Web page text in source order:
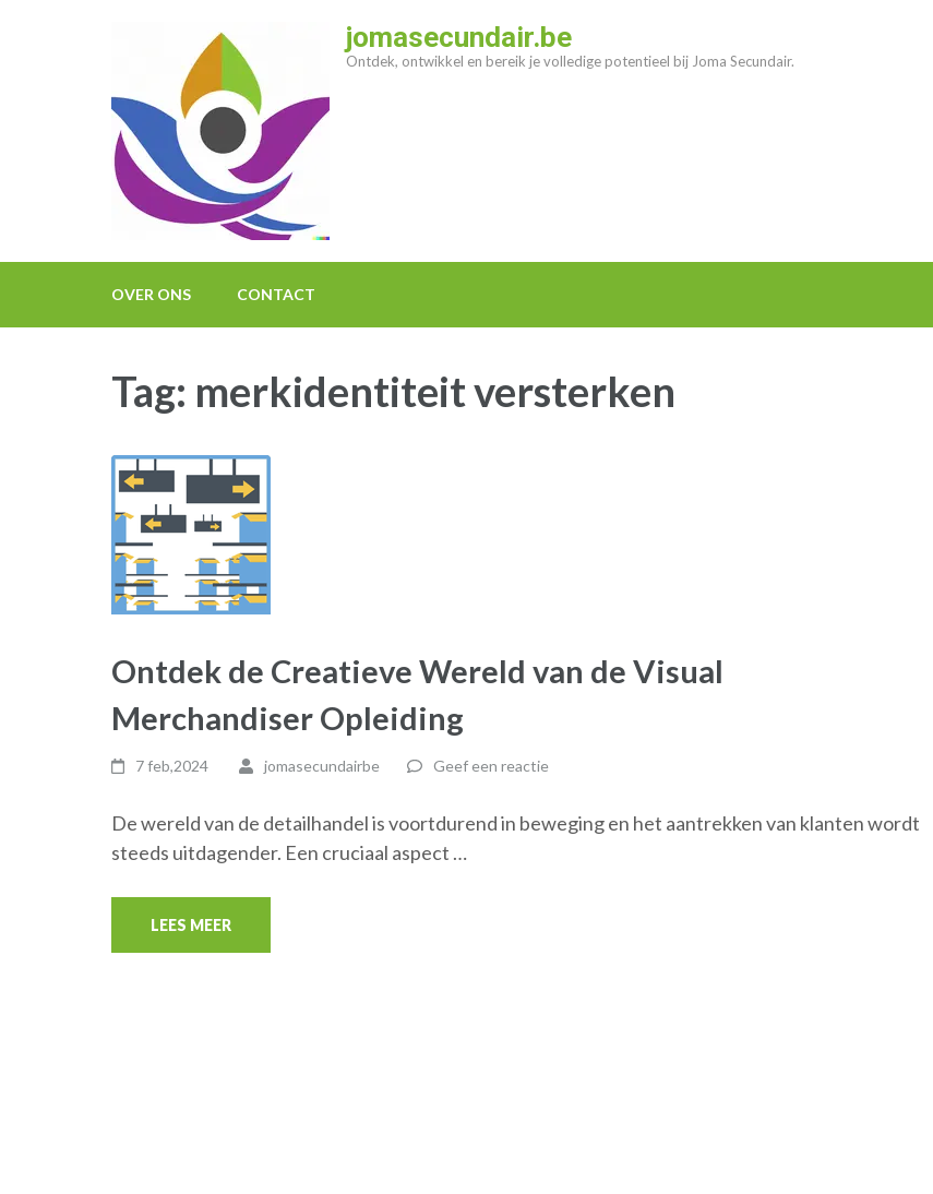
jomasecundair.be
Ontdek, ontwikkel en bereik je volledige potentieel bij Joma Secundair.
OVER ONS CONTACT
Tag: merkidentiteit versterken
Ontdek de Creatieve Wereld van de Visual
Merchandiser Opleiding
7 feb,2024 jomasecundairbe Geef een reactie
De wereld van de detailhandel is voortdurend in beweging en het aantrekken van klanten wordt
steeds uitdagender. Een cruciaal aspect …
LEES MEER